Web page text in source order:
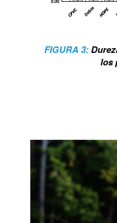
FIGURA 3:
los